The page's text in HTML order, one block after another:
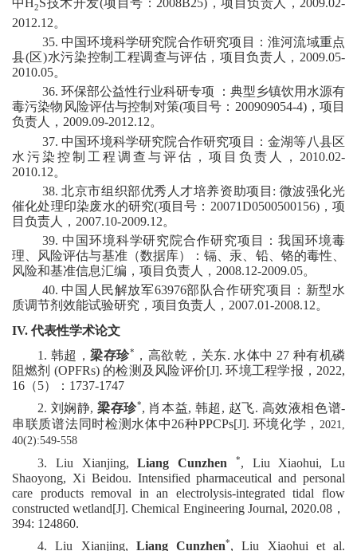
中 H2S技术开发(项目号： 2008B25) ，项目负责 人 ， 2009.02-
2012.12。
35. 中国环境科学研究院合作研究项目
：淮河流域重点
县(区)水污染控制工程调查与评估，项目负责 人 ， 2009.05-
2010.05。
36. 环保部公益性行业科研专项 ：典型乡镇饮用水源有
毒污染物风险评估与控制对策(项目号： 200909054-4)， 项目
负责人 ， 2009.09-2012.12。
37. 中国环境科学研究院合作研究项目：金湖等八县区
水污染控制工程调查与评估 ， 项目 负责 人 ， 2010.02-
2010.12。
38.北京市组织部优秀人才培养资助项目 : 微波强化光
催化处理印染废水的研究(项目号： 20071D0500500156)，项
目 负责 人 ， 2007.10-2009.12。
39. 中国环境科学研究院合作研究项目
：我国环境毒
理、风险评估与基准（数据库）：镉、汞、铅、铬的毒性、
风险和基准信息汇编， 项目 负责 人 ， 2008.12-2009.05。
40. 中国人民解放军63976部队合作研究项目：新型水
质调节剂效能试验研究， 项目 负责 人 ， 2007.01-2008.12。
IV. 代表性学术论文
1 . 韩超， 梁存珍* ，高欲乾，关东. 水体中 27 种有机磷
阻燃剂 (OPFRs) 的检测及风险评价[J].环境工程学报， 2022,
16 （5）： 1737-1747
2. 刘娴静,梁存珍*, 肖本益, 韩超 , 赵飞. 高效液相色谱-
串联质谱法同时检测水体中26种PPCPs[J]. 环境化学， 2021,
40(2):549-558
3. Liu Xianjing, Liang Cunzhen *, Liu Xiaohui, Lu
Shaoyong, Xi Beidou. Intensified pharmaceutical and personal
care products removal in an electrolysis-integrated tidal flow
constructed wetland[J].Chemical Engineering Journal, 2020.08，
394: 124860.
4.Liu Xianjing, Liang Cunzhen*, Liu Xiaohui et al.